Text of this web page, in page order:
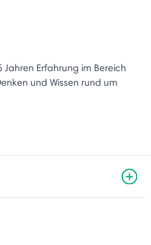
Jahren Erfahrung im Bereich
und Wissen rund um